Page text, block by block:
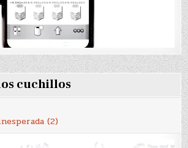
cuchillos
(2)